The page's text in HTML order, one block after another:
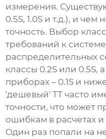
измерения.
0.5S, 1.0S и т.д.), и
точность. Выбор
требований к
распределительных
классы 0.2S или 0.5S,
приборах – 0.1S и
'дешевый' ТТ часто
точности, что может
ошибкам в расчетах
Один раз попали на